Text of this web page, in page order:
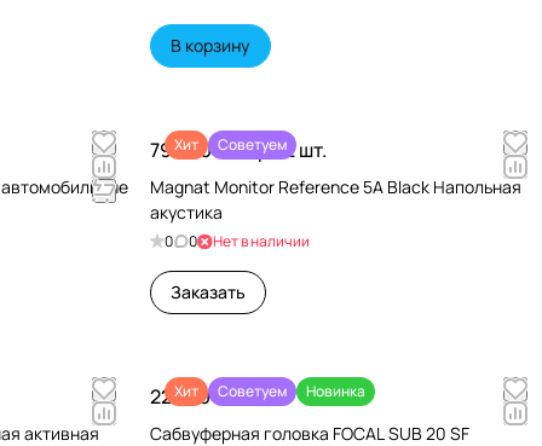
В корзину
Хит Советуем
79 990 ₽/Пара 2 шт.
Magnat Monitor Reference 5A Black Напольная
акустика
0 0 Нет в наличии
Заказать
активная
Хит Советуем Новинка
22 680 ₽/шт
Сабвуферная головка FOCAL SUB 20 SF